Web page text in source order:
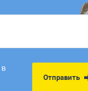
то-есть во время
в
Отправить